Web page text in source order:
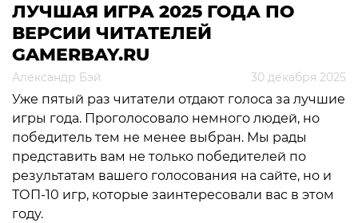
ЛУЧШАЯ ИГРА 2025 ГОДА ПО
ВЕРСИИ ЧИТАТЕЛЕЙ
GAMERBAY.RU
Александр Бэй 30 декабря 2025
Уже пятый раз читатели отдают голоса за лучшие
игры года. Проголосовало немного людей, но
победитель тем не менее выбран. Мы рады
представить вам не только победителей по
результатам вашего голосования на сайте, но и
ТОП-10 игр, которые заинтересовали вас в этом
году.